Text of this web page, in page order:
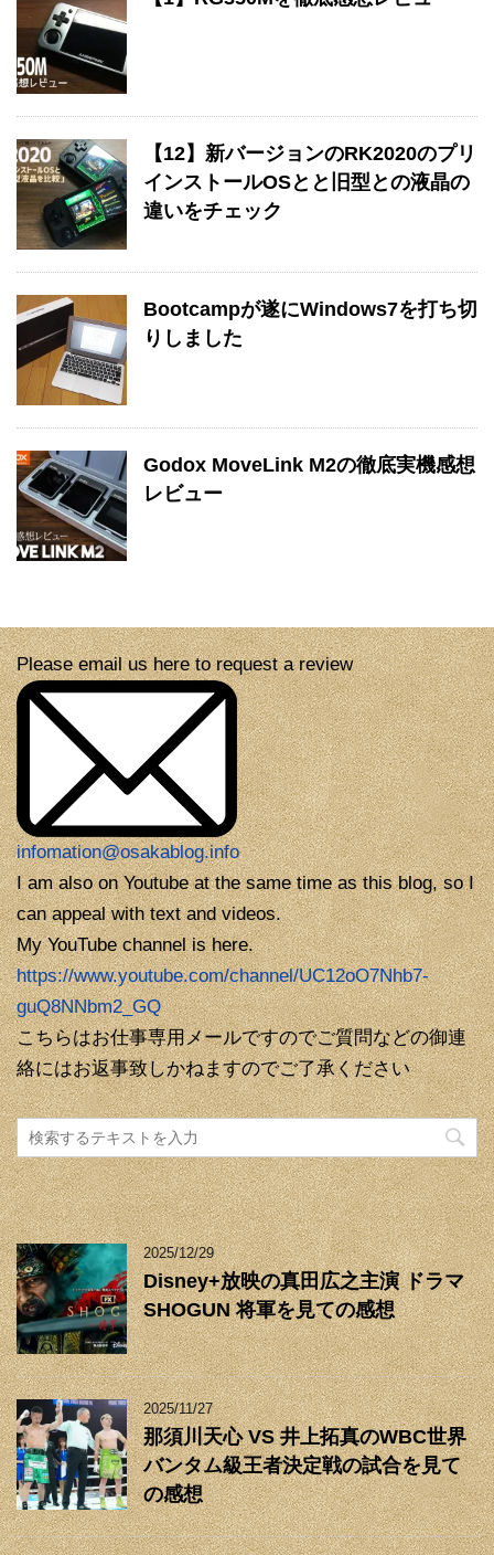
【12】新バージョンのRK2020のプリ
インストールOSとと旧型との液晶の
違いをチェック
Bootcampが遂にWindows7を打ち切
りしました
Godox MoveLink M2の徹底実機感想
レビュー
Please email us here to request a review
infomation@osakablog.info
I am also on Youtube at the same time as this blog, so I
can appeal with text and videos.
My YouTube channel is here.
https://www.youtube.com/channel/UC12oO7Nhb7-
guQ8NNbm2_GQ
こちらはお仕事専用メールですのでご質問などの御連
絡にはお返事致しかねますのでご了承ください
2025/12/29
Disney+放映の真田広之主演 ドラマ
SHOGUN 将軍を見ての感想
2025/11/27
那須川天心 VS 井上拓真のWBC世界
バンタム級王者決定戦の試合を見て
の感想